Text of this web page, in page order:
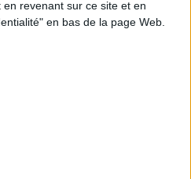
revenant sur ce site et en
en bas de la page Web.